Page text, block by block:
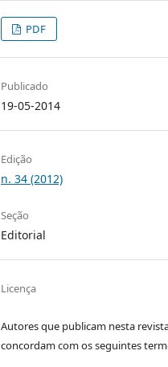
PDF
Publicado
19-05-2014
Edição
n. 34 (2012)
Seção
Editorial
Licença
Autores que publicam nesta
concordam com os seguintes